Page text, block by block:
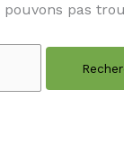
pas